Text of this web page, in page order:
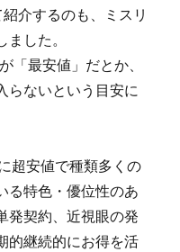
介するのも、ミスリ
した。
「最安値」だとか、
らないという目安に
超安値で種類多くの
る特色・優位性のあ
発契約、近視眼の発
的継続的にお得を活